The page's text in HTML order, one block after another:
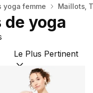
yoga femme Maillots,
yoga
Trier par :(optional)